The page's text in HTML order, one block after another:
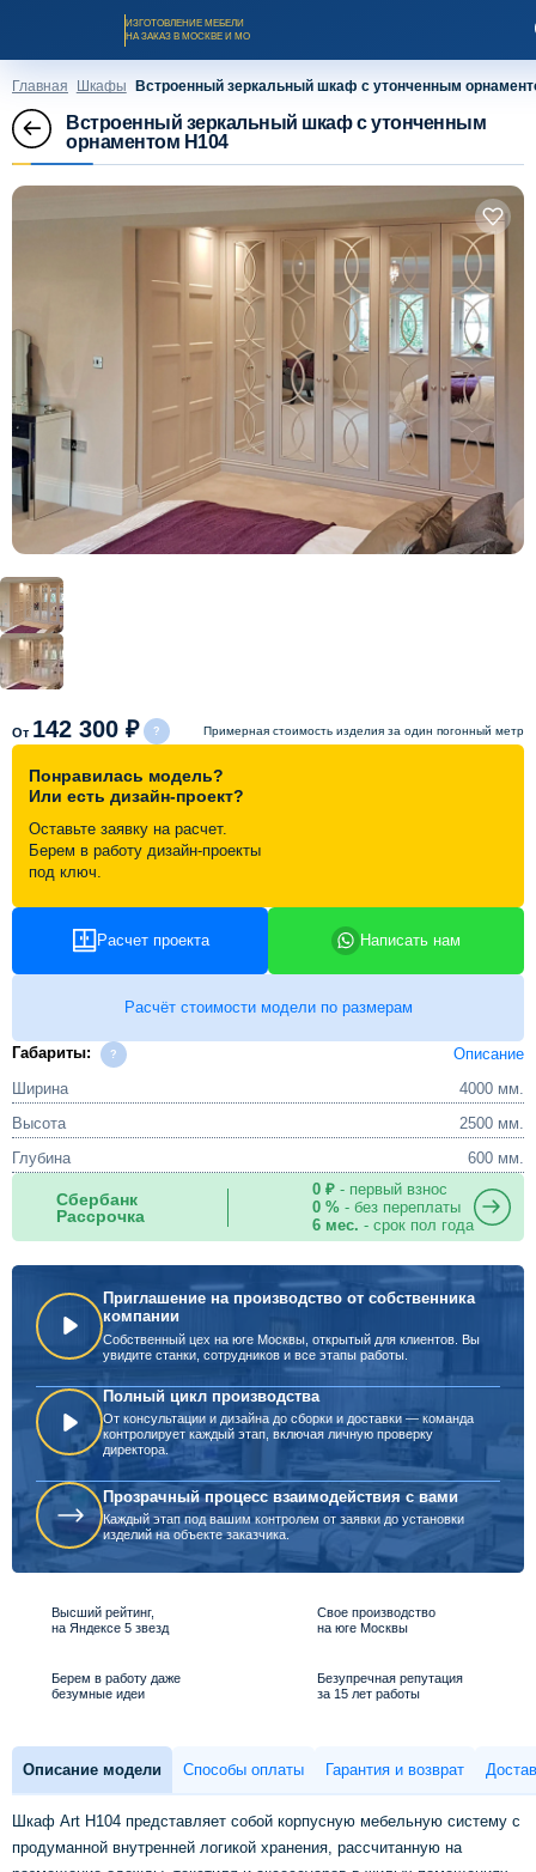
ИЗГОТОВЛЕНИЕ МЕБЕЛИ
НА ЗАКАЗ В МОСКВЕ И МО
Заказать звонок
Оплата и доставка
Рассрочка и кредит
Схема работы
Акции и скидки
Портфолио
Видеоотзывы
Статьи
Главная Шкафы Встроенный зеркальный шкаф с утонченным
Встроенный зеркальный шкаф с утонченным
орнаментом H104
От 142 300 ₽ Примерная стоимость изделия за один погонный метр
Понравилась модель?
Или есть дизайн-проект?
Оставьте заявку на расчет.
Берем в работу дизайн-проекты
под ключ.
Расчет проекта Написать нам
Расчёт стоимости модели по размерам
Габариты:
Описание
Ширина
4000 мм.
Высота
2500 мм.
Глубина
600 мм.
Сбербанк
Рассрочка
0 ₽- первый взнос
0 %- без переплаты
6 мес. - срок пол года
Приглашение на производство от собственника
компании
Собственный цех на юге Москвы, открытый для клиентов. Вы
увидите станки, сотрудников и все этапы работы.
Полный цикл производства
От консультации и дизайна до сборки и доставки — команда
контролирует каждый этап, включая личную проверку
директора.
Прозрачный процесс взаимодействия с вами
Каждый этап под вашим контролем от заявки до установки
изделий на объекте заказчика.
Высший рейтинг,
на Яндексе 5 звезд
Свое производство
на юге Москвы
Берем в работу даже
безумные идеи
Безупречная репутация
за 15 лет работы
Описание модели Способы оплаты Гарантия и возврат
Шкаф Art H104 представляет собой корпусную мебельную систему с
продуманной внутренней логикой хранения, рассчитанную на